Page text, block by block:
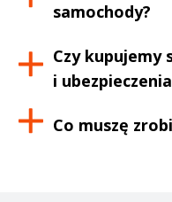
samochody?
Czy kupujemy
i
Co muszę